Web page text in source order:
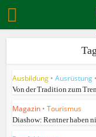
Ausbildung • Ausrüstung •
Von der Tradition zum
Magazin • Tourismus
Diashow: Rentner haben